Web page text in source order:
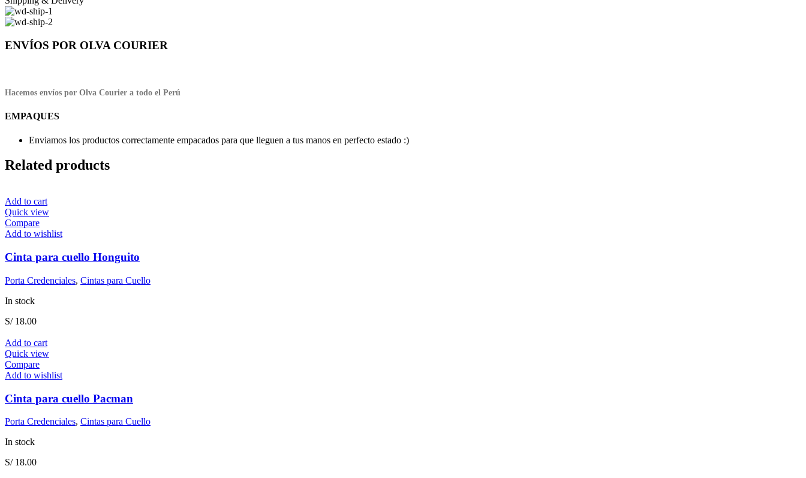
ENVÍOS POR OLVA COURIER
Hacemos envíos por Olva Courier a todo el Perú
EMPAQUES
Enviamos los productos correctamente empacados para que lleguen a tus manos en perfecto estado :)
Related products
Add to cart
Quick view
Compare
Add to wishlist
Cinta para cuello Honguito
Porta Credenciales, Cintas para Cuello
In stock
S/18.00
Add to cart
Quick view
Compare
Add to wishlist
Cinta para cuello Pacman
Porta Credenciales, Cintas para Cuello
In stock
S/18.00